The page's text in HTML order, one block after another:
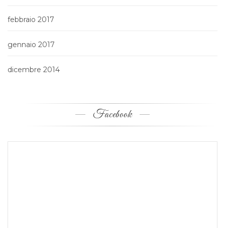
febbraio 2017
gennaio 2017
dicembre 2014
Facebook